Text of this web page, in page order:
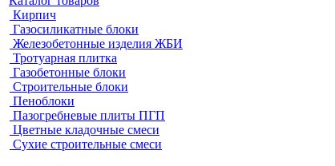
Кирпич
Газосиликатные блоки
Железобетонные изделия ЖБИ
Тротуарная плитка
Газобетонные блоки
Строительные блоки
Пеноблоки
Пазогребневые плиты ПГП
Цветные кладочные смеси
Сухие строительные смеси